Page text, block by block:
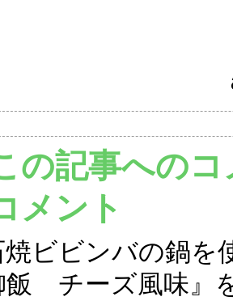
の記事へのコ
メント
焼ビビンバの鍋
飯 チーズ風味』